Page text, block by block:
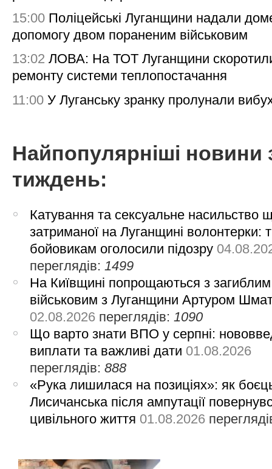
15:00 Поліцейські Луганщини надали
допомогу двом пораненим військовим
13:02 ЛОВА: На ТОТ Луганщини
ремонту системи теплопостачання
11:00 У Луганську зранку пролунали
Найпопулярніші новини
тиждень:
Катування та сексуальне насильство
затриманої на Луганщині волонтерки:
бойовикам оголосили підозру
переглядів: 1499
На Київщині попрощаються з загиблим
військовим з Луганщини Артуром
02.08.2026 переглядів: 1090
Що варто знати ВПО у серпні:
виплати та важливі дати 01.08.2026
переглядів:888
«Рука лишилася на позиціях»: як
Лисичанська після ампутації
цивільного життя 01.08.2026